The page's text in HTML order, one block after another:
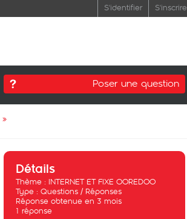
S'identifier S'inscrire
Poser une question
»
Détails
Thème : INTERNET ET FIXE OOREDOO
Type : Questions / Réponses
Réponse obtenue en 3 mois
1 réponse